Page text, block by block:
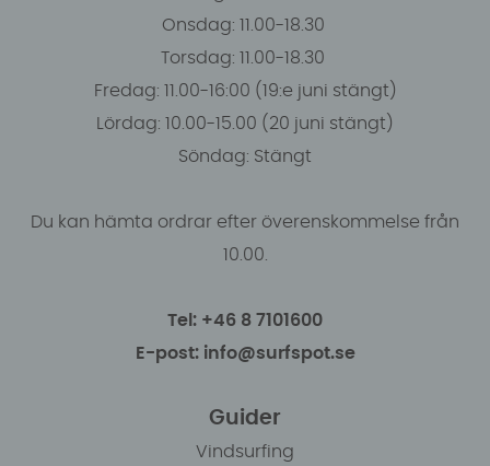
Onsdag: 11.00-18.30
Torsdag: 11.00-18.30
Fredag: 11.00-16:00 (19:e juni stängt)
Lördag: 10.00-15.00 (20 juni stängt)
Söndag: Stängt
Du kan hämta ordrar efter överenskommelse från
10.00.
Tel: +46 8 7101600
E-post: info@surfspot.se
Guider
Vindsurfing